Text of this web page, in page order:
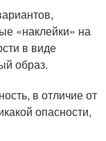
«наклейки» на
в виде
образ.
в отличие от
опасности,